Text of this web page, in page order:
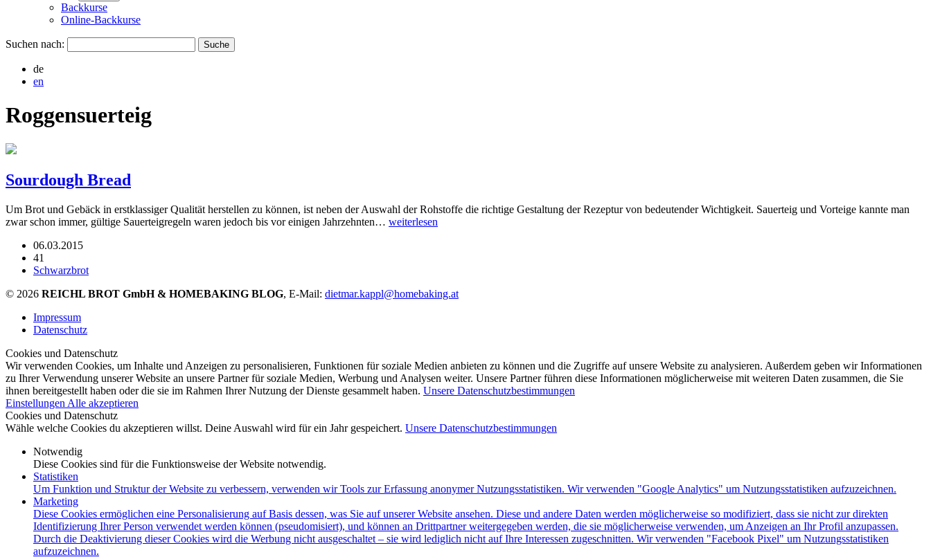
Backkurse
Online-Backkurse
Suchen nach:
de
en
Roggensuerteig
Sourdough Bread
Um Brot und Gebäck in erstklassiger Qualität herstellen zu können, ist neben der Auswahl der Rohstoffe die richtige Gestaltung der Rezeptur von bedeutender Wichtigkeit. Sauerteig und Vorteige kannte man
zwar schon immer, gültige Sauerteigregeln waren jedoch bis vor einigen Jahrzehnten… weiterlesen
06.03.2015
41
Schwarzbrot
© 2026 REICHL BROT GmbH & HOMEBAKING BLOG, E-Mail: dietmar.kappl@homebaking.at
Impressum
Datenschutz
Cookies und Datenschutz
Wir verwenden Cookies, um Inhalte und Anzeigen zu personalisieren, Funktionen für soziale Medien anbieten zu können und die Zugriffe auf unsere Website zu analysieren. Außerdem geben wir Informationen
zu Ihrer Verwendung unserer Website an unsere Partner für soziale Medien, Werbung und Analysen weiter. Unsere Partner führen diese Informationen möglicherweise mit weiteren Daten zusammen, die Sie
ihnen bereitgestellt haben oder die sie im Rahmen Ihrer Nutzung der Dienste gesammelt haben. Unsere Datenschutzbestimmungen
Einstellungen Alle akzeptieren
Cookies und Datenschutz
Wähle welche Cookies du akzeptieren willst. Deine Auswahl wird für ein Jahr gespeichert. Unsere Datenschutzbestimmungen
Notwendig
Diese Cookies sind für die Funktionsweise der Website notwendig.
Statistiken
Um Funktion und Struktur der Website zu verbessern, verwenden wir Tools zur Erfassung anonymer Nutzungsstatistiken. Wir verwenden "Google Analytics" um Nutzungsstatistiken aufzuzeichnen.
Marketing
Diese Cookies ermöglichen eine Personalisierung auf Basis dessen, was Sie auf unserer Website ansehen. Diese und andere Daten werden möglicherweise so modifiziert, dass sie nicht zur direkten
Identifizierung Ihrer Person verwendet werden können (pseudomisiert), und können an Drittpartner weitergegeben werden, die sie möglicherweise verwenden, um Anzeigen an Ihr Profil anzupassen.
Durch die Deaktivierung dieser Cookies wird die Werbung nicht ausgeschaltet – sie wird lediglich nicht auf Ihre Interessen zugeschnitten. Wir verwenden "Facebook Pixel" um Nutzungsstatistiken
aufzuzeichnen.